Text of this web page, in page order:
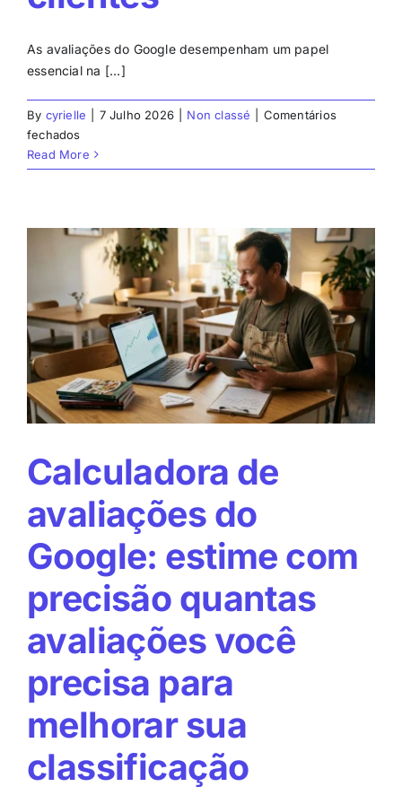
As avaliações do Google desempenham um papel
essencial na [...]
By cyrielle 7 Julho 2026 Non classé
Comentários
fechadosem
Obter
um
avaliações
do
Google:
simplifique
a
recolha
de
avaliações
dos
clientes
Read More
Calculadora de
avaliações do
Google: estime com
precisão quantas
avaliações você
precisa para
melhorar sua
classificação